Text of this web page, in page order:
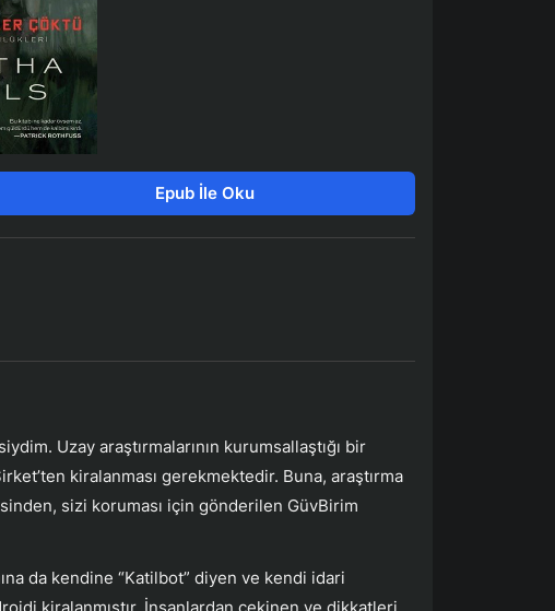
Epub İle Oku
Uzay araştırmalarının kurumsallaştığı bir
kiralanması gerekmektedir. Buna, araştırma
sizi koruması için gönderilen GüvBirim
da kendine “Katilbot” diyen ve kendi idari